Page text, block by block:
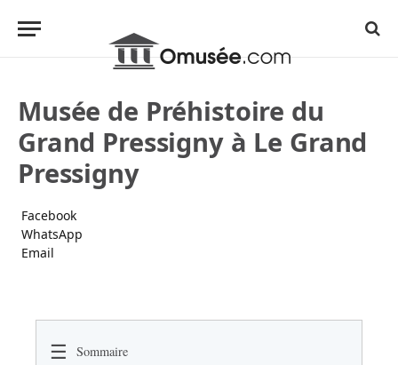
Musée de Préhistoire du
Grand Pressigny à Le Grand
Pressigny
Facebook
WhatsApp
Email
☰ Sommaire